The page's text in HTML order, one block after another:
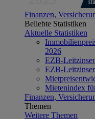
Finanzen,
Beliebte Statistiken
Aktuelle Statistiken
2026
EZB-
EZB-
Mietenindex
Finanzen,
Themen
Weitere Themen